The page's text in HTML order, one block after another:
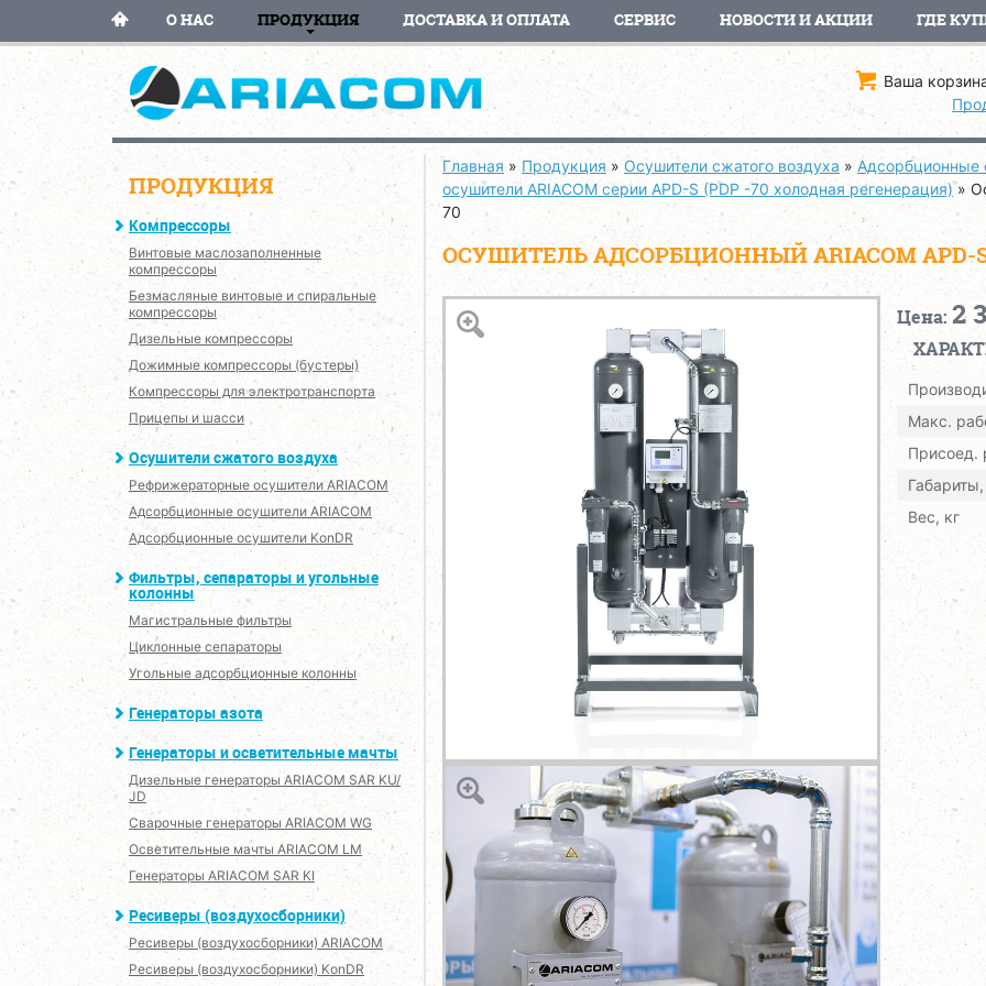
О НАС ПРОДУКЦИЯ ДОСТАВКА И ОПЛАТА СЕРВИС НОВОСТИ И АКЦИИ ГДЕ
Ваша
ПРОДУКЦИЯ
Компрессоры
Винтовые маслозаполненные
компрессоры
Безмасляные винтовые и спиральные
компрессоры
Дизельные компрессоры
Дожимные компрессоры (бустеры)
Компрессоры для электротранспорта
Прицепы и шасси
Осушители сжатого воздуха
Рефрижераторные осушители ARIACOM
Адсорбционные осушители ARIACOM
Адсорбционные осушители KonDR
Фильтры, сепараторы и угольные
колонны
Магистральные фильтры
Циклонные сепараторы
Угольные адсорбционные колонны
Генераторы азота
Генераторы и осветительные мачты
Дизельные генераторы ARIACOM SAR KU/
JD
Сварочные генераторы ARIACOM WG
Осветительные мачты ARIACOM LM
Генераторы ARIACOM SAR KI
Ресиверы (воздухосборники)
Ресиверы (воздухосборники) ARIACOM
Ресиверы (воздухосборники) KonDR
Главная » Продукция » Осушители сжатого воздуха » Адсорбционные
осушители ARIACOM серии APD-S (PDP -70 холодная регенерация)»
70
ОСУШИТЕЛЬ АДСОРБЦИОННЫЙ ARIACOM APD-
Цена: 2
Макс.
Вес, кг